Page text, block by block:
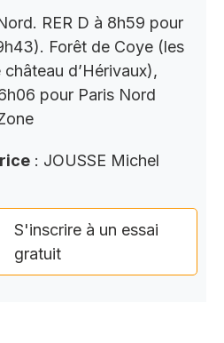
RER D à 8h59 pour
Forêt de Coye (les
d’Hérivaux),
pour Paris Nord
: JOUSSE Michel
S'inscrire à un essai
gratuit